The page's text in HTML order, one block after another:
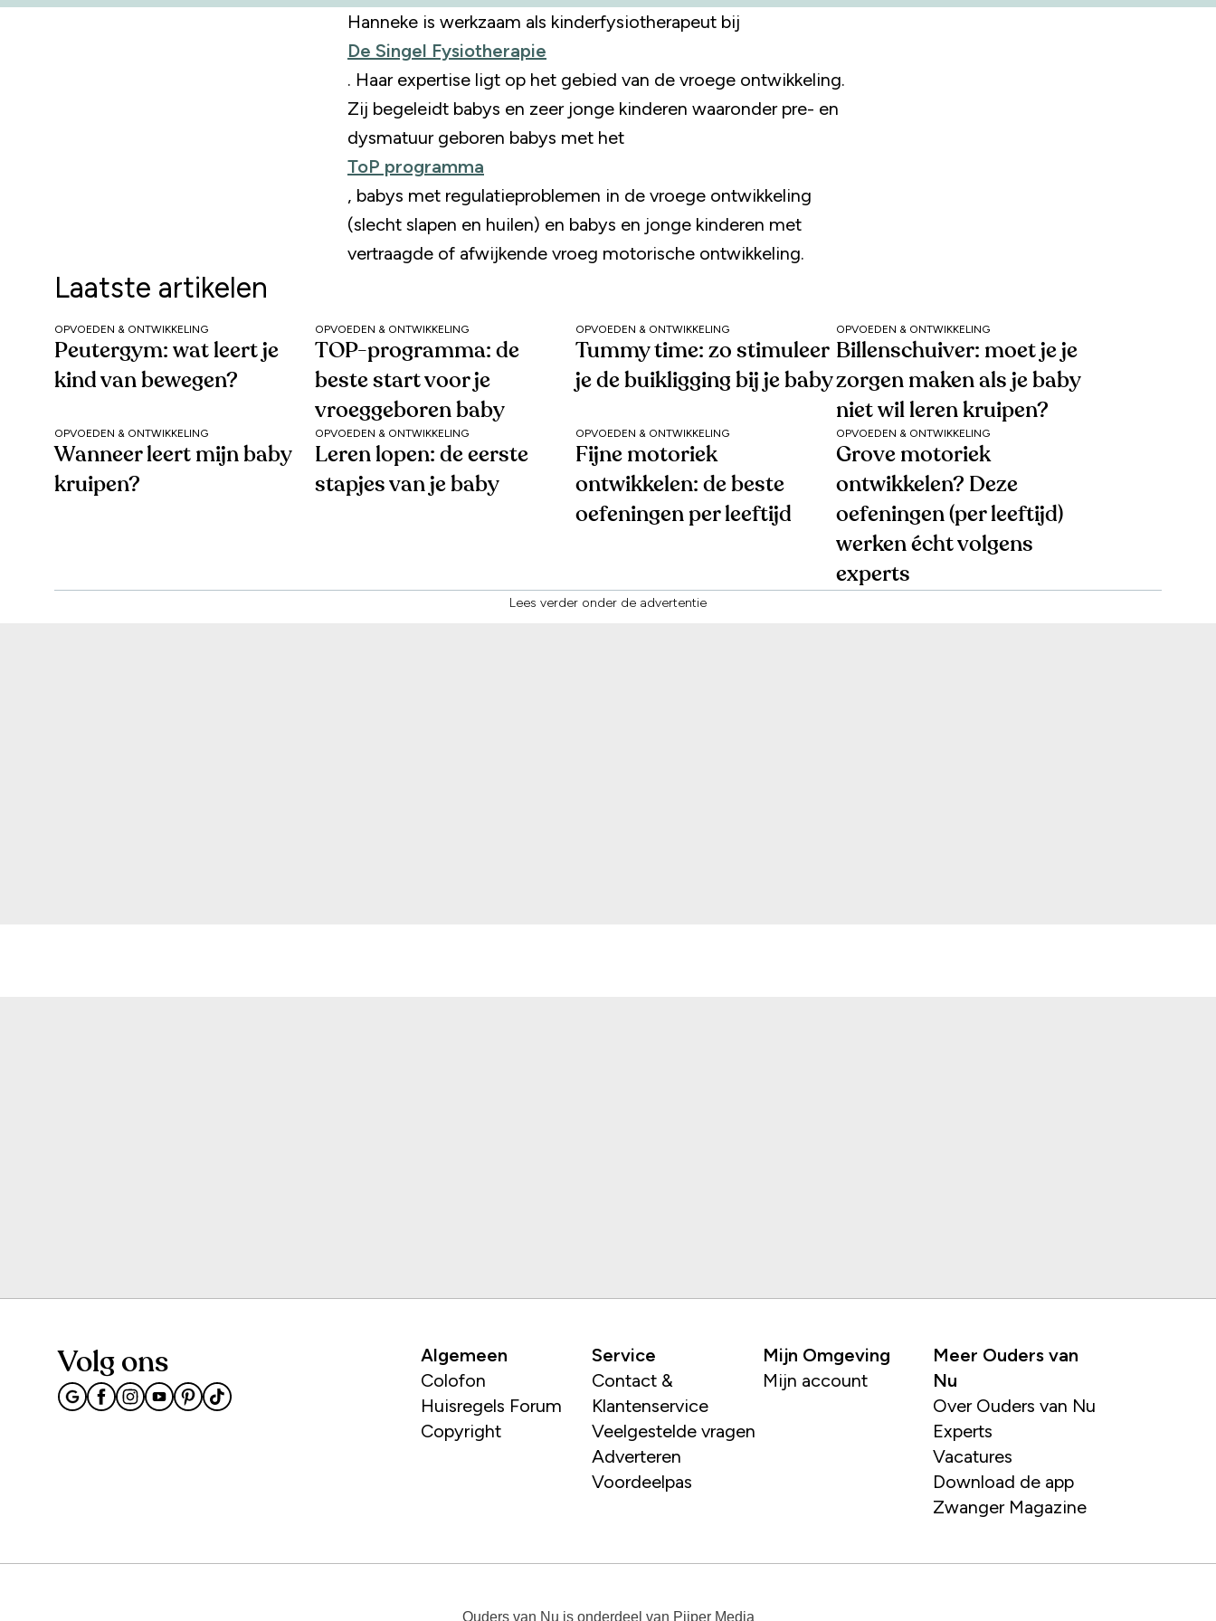
Hanneke is werkzaam als kinderfysiotherapeut bij
De Singel Fysiotherapie
. Haar expertise ligt op het gebied van de vroege ontwikkeling.
Zij begeleidt babys en zeer jonge kinderen waaronder pre- en
dysmatuur geboren babys met het
ToP programma
, babys met regulatieproblemen in de vroege ontwikkeling
(slecht slapen en huilen) en babys en jonge kinderen met
vertraagde of afwijkende vroeg motorische ontwikkeling.
Laatste artikelen
OPVOEDEN & ONTWIKKELING
Peutergym: wat leert je
kind van bewegen?
OPVOEDEN & ONTWIKKELING
TOP-programma: de
beste start voor je
vroeggeboren baby
OPVOEDEN & ONTWIKKELING
Tummy time: zo stimuleer
je de buikligging bij je baby
OPVOEDEN & ONTWIKKELING
Billenschuiver: moet je je
zorgen maken als je baby
niet wil leren kruipen?
OPVOEDEN & ONTWIKKELING
Wanneer leert mijn baby
kruipen?
OPVOEDEN & ONTWIKKELING
Leren lopen: de eerste
stapjes van je baby
OPVOEDEN & ONTWIKKELING
Fijne motoriek
ontwikkelen: de beste
oefeningen per leeftijd
OPVOEDEN & ONTWIKKELING
Grove motoriek
ontwikkelen? Deze
oefeningen (per leeftijd)
werken écht volgens
experts
Lees verder onder de advertentie
Volg ons
Algemeen
Colofon
Huisregels Forum
Copyright
Service
Contact &
Klantenservice
Veelgestelde vragen
Adverteren
Voordeelpas
Mijn Omgeving
Mijn account
Meer Ouders van
Nu
Over Ouders van Nu
Experts
Vacatures
Download de app
Zwanger Magazine
Ouders van Nu is onderdeel van Pijper Media